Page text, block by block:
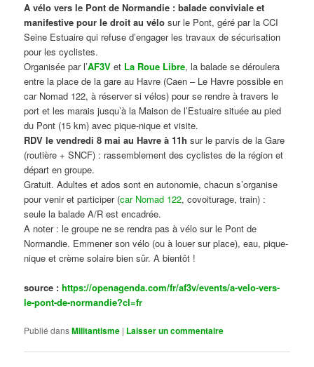
A vélo vers le Pont de Normandie : balade conviviale et
manifestive pour le droit au vélo sur le Pont, géré par la CCI
Seine Estuaire qui refuse d’engager les travaux de sécurisation
pour les cyclistes.
Organisée par l’AF3V et La Roue Libre, la balade se déroulera
entre la place de la gare au Havre (Caen – Le Havre possible en
car Nomad 122, à réserver si vélos) pour se rendre à travers le
port et les marais jusqu’à la Maison de l’Estuaire située au pied
du Pont (15 km) avec pique-nique et visite.
RDV le vendredi 8 mai au Havre à 11h sur le parvis de la Gare
(routière + SNCF) : rassemblement des cyclistes de la région et
départ en groupe.
Gratuit. Adultes et ados sont en autonomie, chacun s’organise
pour venir et participer (car Nomad 122, covoiturage, train) :
seule la balade A/R est encadrée.
A noter : le groupe ne se rendra pas à vélo sur le Pont de
Normandie. Emmener son vélo (ou à louer sur place), eau, pique-
nique et crème solaire bien sûr. A bientôt !
source :https://openagenda.com/fr/af3v/events/a-velo-vers-
le-pont-de-normandie?cl=fr
Publié dansMilitantisme | Laisser un commentaire